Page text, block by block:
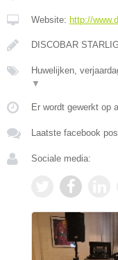
Website: http://
DISCOBAR
Huwelijken,
▼
Er wordt gewerkt op
Laatste facebook
Sociale media: